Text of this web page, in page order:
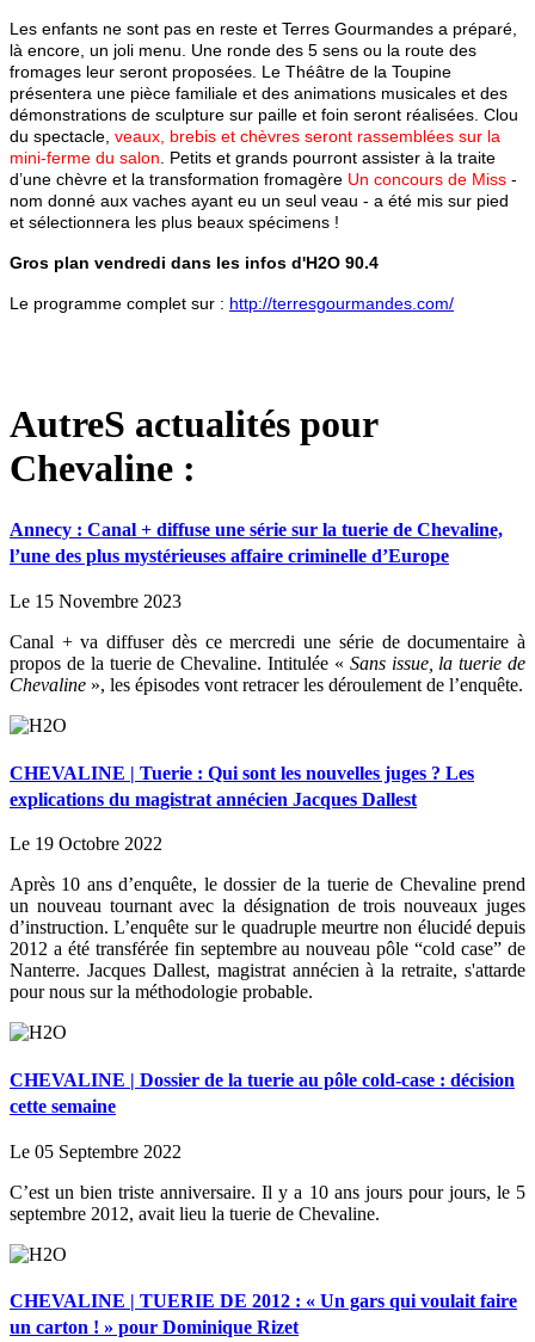
Les enfants ne sont pas en reste et Terres Gourmandes a préparé,
là encore, un joli menu. Une ronde des 5 sens ou la route des
fromages leur seront proposées. Le Théâtre de la Toupine
présentera une pièce familiale et des animations musicales et des
démonstrations de sculpture sur paille et foin seront réalisées. Clou
du spectacle, veaux, brebis et chèvres seront rassemblées sur la
mini-ferme du salon. Petits et grands pourront assister à la traite
d’une chèvre et la transformation fromagère Un concours de Miss -
nom donné aux vaches ayant eu un seul veau - a été mis sur pied
et sélectionnera les plus beaux spécimens !
Gros plan vendredi dans les infos d'H2O 90.4
Le programme complet sur : http://terresgourmandes.com/
AutreS actualités pour
Chevaline :
Annecy : Canal + diffuse une série sur la tuerie de Chevaline,
l’une des plus mystérieuses affaire criminelle d’Europe
Le 15 Novembre 2023
Canal + va diffuser dès ce mercredi une série de documentaire à
propos de la tuerie de Chevaline. Intitulée « Sans issue, la tuerie de
Chevaline », les épisodes vont retracer les déroulement de l’enquête.
CHEVALINE | Tuerie : Qui sont les nouvelles juges ? Les
explications du magistrat annécien Jacques Dallest
Le 19 Octobre 2022
Après 10 ans d’enquête, le dossier de la tuerie de Chevaline prend
un nouveau tournant avec la désignation de trois nouveaux juges
d’instruction. L’enquête sur le quadruple meurtre non élucidé depuis
2012 a été transférée fin septembre au nouveau pôle “cold case” de
Nanterre. Jacques Dallest, magistrat annécien à la retraite, s'attarde
pour nous sur la méthodologie probable.
CHEVALINE | Dossier de la tuerie au pôle cold-case : décision
cette semaine
Le 05 Septembre 2022
C’est un bien triste anniversaire. Il y a 10 ans jours pour jours, le 5
septembre 2012, avait lieu la tuerie de Chevaline.
CHEVALINE | TUERIE DE 2012 : « Un gars qui voulait faire
un carton ! » pour Dominique Rizet